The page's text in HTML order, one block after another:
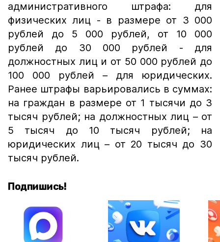
административного штрафа: для
физических лиц - в размере от 3 000
рублей до 5 000 рублей, от 10 000
рублей до 30 000 рублей - для
должностных лиц и от 50 000 рублей до
100 000 рублей – для юридических.
Ранее штрафы варьировались в суммах:
на граждан в размере от 1 тысячи до 3
тысяч рублей; на должностных лиц – от
5 тысяч до 10 тысяч рублей; на
юридических лиц – от 20 тысяч до 30
тысяч рублей.
Подпишись!